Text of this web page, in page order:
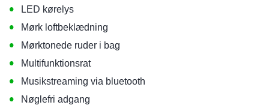
• LED kørelys
• Mørk loftbeklædning
• Mørktonede ruder i bag
• Multifunktionsrat
• Musikstreaming via bluetooth
• Nøglefri adgang